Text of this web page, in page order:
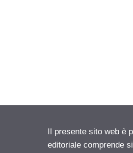
Il presente sito web è
editoriale comprende